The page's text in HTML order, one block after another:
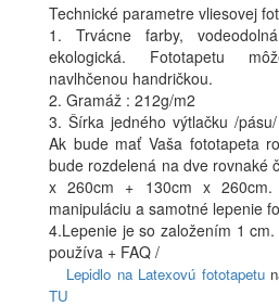
Technické parametre vliesovej
1. Trvácne farby,
ekologická. Fototapetu
navlhčenou handričkou.
2. Gramáž : 212g/m2
3. Šírka jedného výtlačku /
Ak bude mať Vaša fototapeta
bude rozdelená na dve rovnaké
x 260cm + 130cm x
manipuláciu a samotné lepenie
4.Lepenie je so založením 1
používa + FAQ /
Lepidlo na Latexovú fototapetu
TU